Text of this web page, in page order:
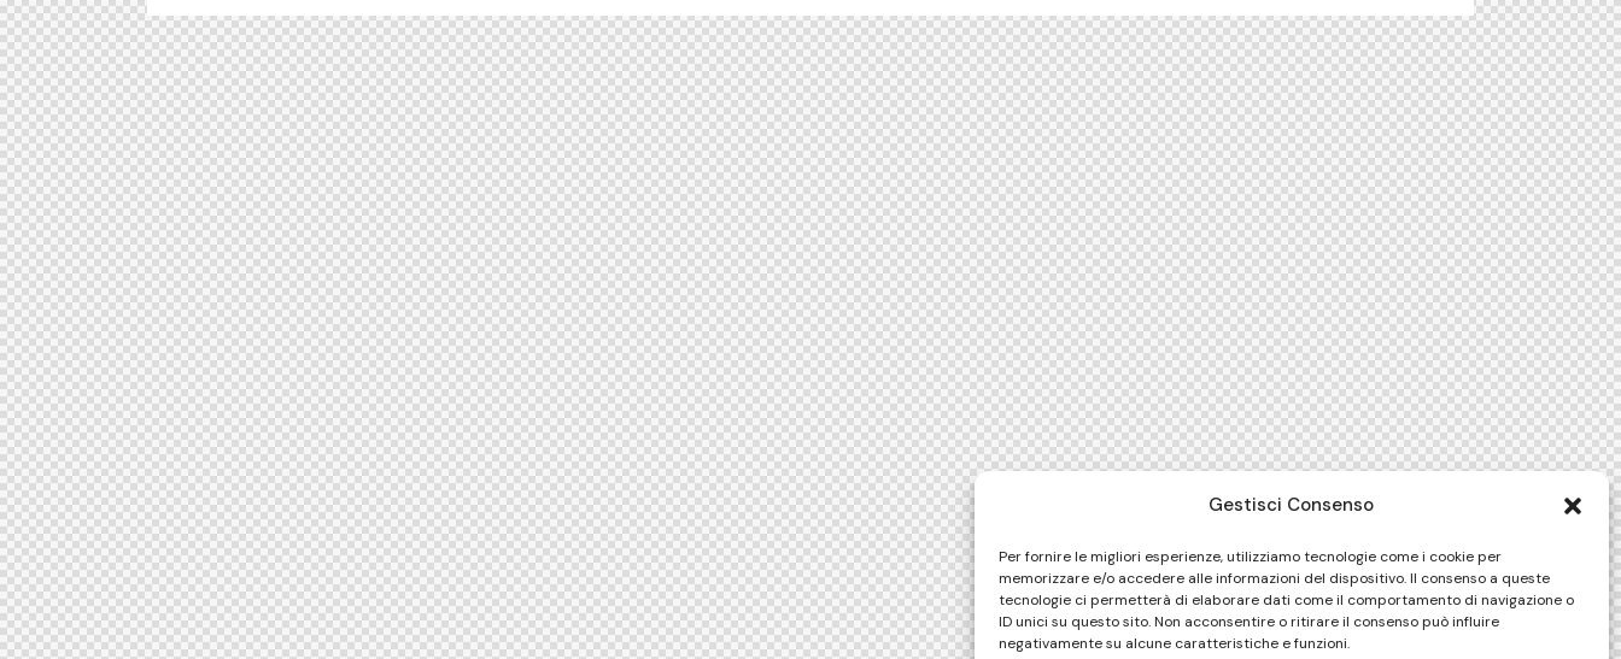
Gestisci Consenso
Per fornire le migliori esperienze, utilizziamo tecnologie come i cookie per
memorizzare e/o accedere alle informazioni del dispositivo. Il consenso a queste
tecnologie ci permetterà di elaborare dati come il comportamento di navigazione o
ID unici su questo sito. Non acconsentire o ritirare il consenso può influire
negativamente su alcune caratteristiche e funzioni.